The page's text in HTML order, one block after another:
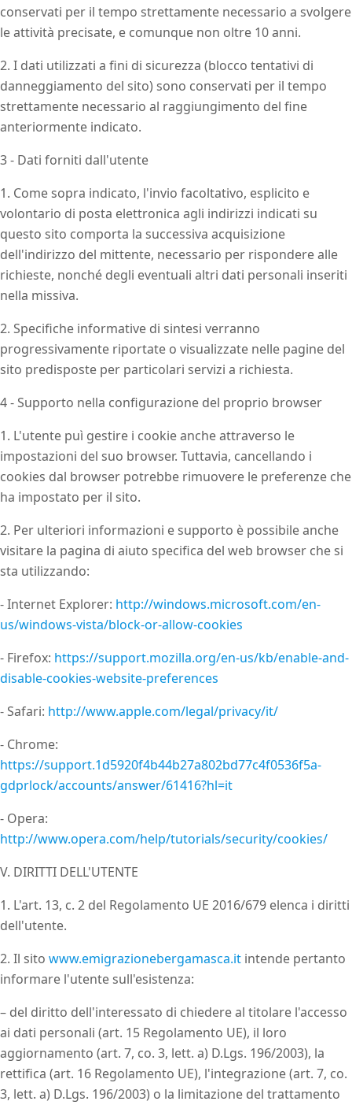
conservati per il tempo strettamente necessario a svolgere
le attività precisate, e comunque non oltre 10 anni.
2. I dati utilizzati a fini di sicurezza (blocco tentativi di
danneggiamento del sito) sono conservati per il tempo
strettamente necessario al raggiungimento del fine
anteriormente indicato.
3 - Dati forniti dall'utente
1. Come sopra indicato, l'invio facoltativo, esplicito e
volontario di posta elettronica agli indirizzi indicati su
questo sito comporta la successiva acquisizione
dell'indirizzo del mittente, necessario per rispondere alle
richieste, nonché degli eventuali altri dati personali inseriti
nella missiva.
2. Specifiche informative di sintesi verranno
progressivamente riportate o visualizzate nelle pagine del
sito predisposte per particolari servizi a richiesta.
4 - Supporto nella configurazione del proprio browser
1. L'utente puì gestire i cookie anche attraverso le
impostazioni del suo browser. Tuttavia, cancellando i
cookies dal browser potrebbe rimuovere le preferenze che
ha impostato per il sito.
2. Per ulteriori informazioni e supporto è possibile anche
visitare la pagina di aiuto specifica del web browser che si
sta utilizzando:
- Internet Explorer: http://windows.microsoft.com/en-
us/windows-vista/block-or-allow-cookies
- Firefox: https://support.mozilla.org/en-us/kb/enable-and-
disable-cookies-website-preferences
- Safari: http://www.apple.com/legal/privacy/it/
- Chrome:
https://support.1d5920f4b44b27a802bd77c4f0536f5a-
gdprlock/accounts/answer/61416?hl=it
- Opera:
http://www.opera.com/help/tutorials/security/cookies/
V. DIRITTI DELL'UTENTE
1. L'art. 13, c. 2 del Regolamento UE 2016/679 elenca i diritti
dell'utente.
2. Il sito www.emigrazionebergamasca.it intende pertanto
informare l'utente sull'esistenza:
– del diritto dell'interessato di chiedere al titolare l'accesso
ai dati personali (art. 15 Regolamento UE), il loro
aggiornamento (art. 7, co. 3, lett. a) D.Lgs. 196/2003), la
rettifica (art. 16 Regolamento UE), l'integrazione (art. 7, co.
3, lett. a) D.Lgs. 196/2003) o la limitazione del trattamento